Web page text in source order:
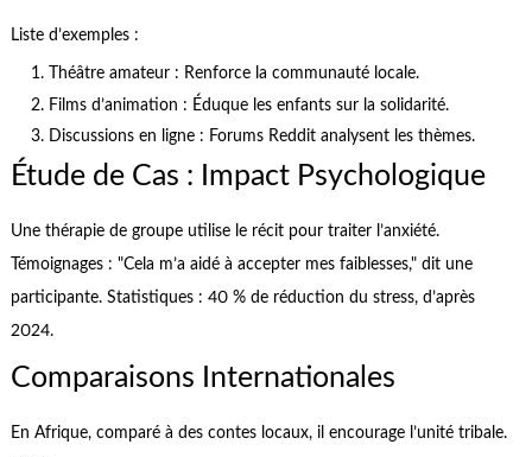
Liste d’exemples :
Théâtre amateur : Renforce la communauté locale.
Films d’animation : Éduque les enfants sur la solidarité.
Discussions en ligne : Forums Reddit analysent les thèmes.
Étude de Cas : Impact Psychologique
Une thérapie de groupe utilise le récit pour traiter l’anxiété.
Témoignages : "Cela m’a aidé à accepter mes faiblesses," dit une
participante. Statistiques : 40 % de réduction du stress, d’après
2024.
Comparaisons Internationales
En Afrique, comparé à des contes locaux, il encourage l’unité tribale.